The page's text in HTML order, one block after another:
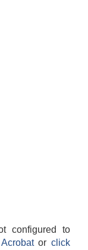
configured to
Acrobatorclick